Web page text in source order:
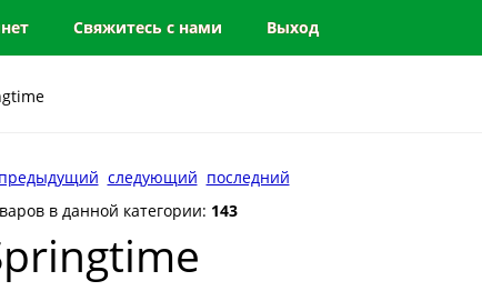
Свяжитесь с нами Выход
предыдущий следующий последний
в данной категории: 143